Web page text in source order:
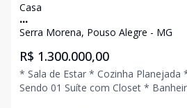
Casa
...
Serra Morena, Pouso Alegre - MG
R$ 1.300.000,00
* Sala de Estar * Cozinha Planejada * 03 Quartos
Sendo 01 Suíte com Closet * Banheiro Social * Área